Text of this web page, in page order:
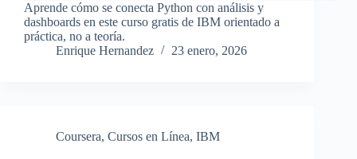
Aprende cómo se conecta Python con análisis y
dashboards en este curso gratis de IBM orientado a
práctica, no a teoría.
Enrique Hernandez
23 enero, 2026
Coursera, Cursos en Línea, IBM